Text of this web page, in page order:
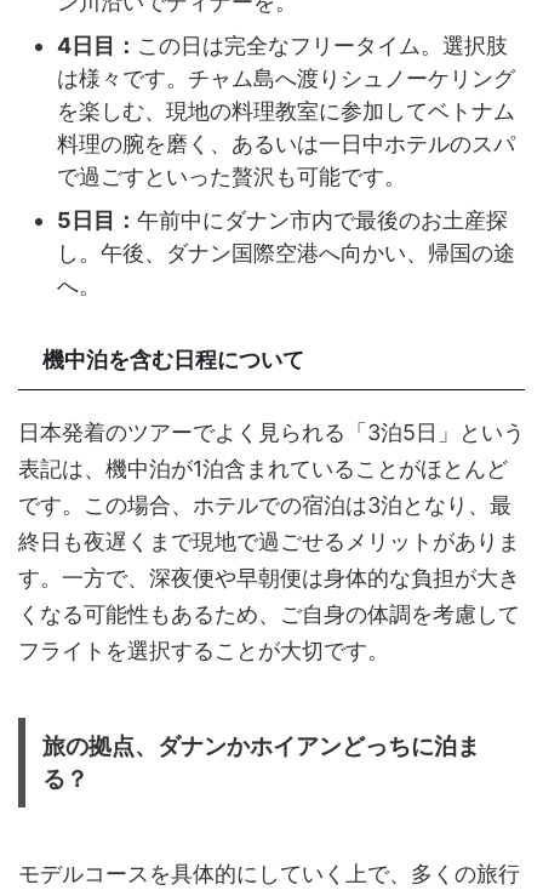
4日目： この日は完全なフリータイム。選択肢
は様々です。チャム島へ渡りシュノーケリング
を楽しむ、現地の料理教室に参加してベトナム
料理の腕を磨く、あるいは一日中ホテルのスパ
で過ごすといった贅沢も可能です。
5日目： 午前中にダナン市内で最後のお土産探
し。午後、ダナン国際空港へ向かい、帰国の途
へ。
機中泊を含む日程について
日本発着のツアーでよく見られる「3泊5日」という
表記は、機中泊が1泊含まれていることがほとんど
です。この場合、ホテルでの宿泊は3泊となり、最
終日も夜遅くまで現地で過ごせるメリットがありま
す。一方で、深夜便や早朝便は身体的な負担が大き
くなる可能性もあるため、ご自身の体調を考慮して
フライトを選択することが大切です。
旅の拠点、ダナンかホイアンどっちに泊ま
る？
モデルコースを具体的にしていく上で、多くの旅行